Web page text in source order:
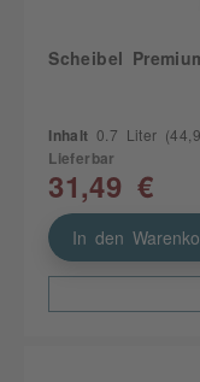
Scheibel
Inhalt 0.7 Liter
Lieferbar
31,49 €
In den